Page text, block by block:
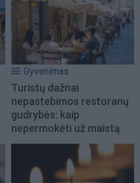
Gyvenimas
Turistų dažnai
nepastebimos restoranų
gudrybės: kaip
nepermokėti už maistą